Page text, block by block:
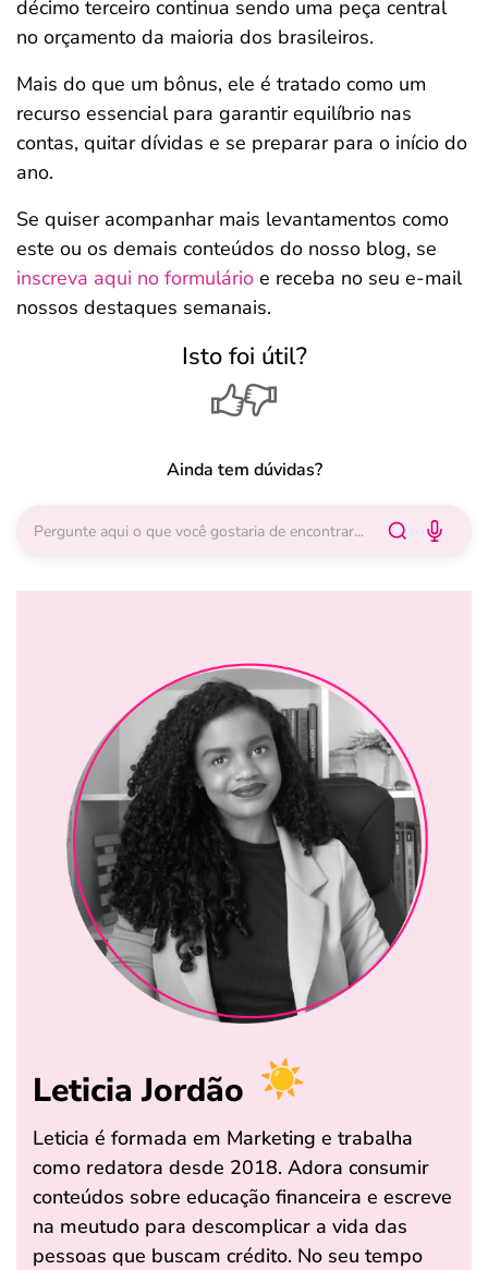
décimo terceiro continua sendo uma peça central
no orçamento da maioria dos brasileiros.
Mais do que um bônus, ele é tratado como um
recurso essencial para garantir equilíbrio nas
contas, quitar dívidas e se preparar para o início do
ano.
Se quiser acompanhar mais levantamentos como
este ou os demais conteúdos do nosso blog, se
inscreva aqui no formulário e receba no seu e-mail
nossos destaques semanais.
Isto foi útil?
Ainda tem dúvidas?
Leticia Jordão
Leticia é formada em Marketing e trabalha
como redatora desde 2018. Adora consumir
conteúdos sobre educação financeira e escreve
na meutudo para descomplicar a vida das
pessoas que buscam crédito. No seu tempo